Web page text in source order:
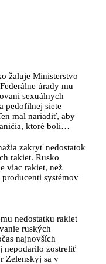
objednávok pizze
blížiacu sa
gárd
režimu za vojenský
v očakávanej
jednotiek a
vojenského
podľa Ruska nie
v Tel Avive
sa v Izraeli, aby
o jeho
žaluje Ministerstvo
úrady mu
sexuálnych
pedofilnej siete
mal nariadiť, aby
ktoré boli
ranča v tomto
zakryť nedostatok
rakiet. Rusko
viac rakiet, než
systémov
nedostatku rakiet
ruských
najnovších
nepodarilo zostreliť
Zelenskyj sa v